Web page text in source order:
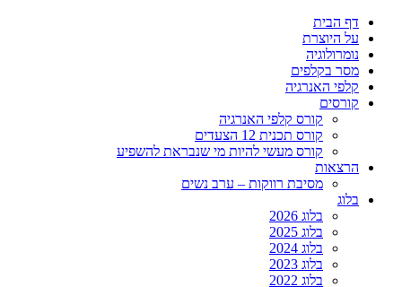
דף הבית
על היוצרת
נומרולוגיה
מסר בקלפים
קלפי האנרגיה
קורסים
קורס קלפי האנרגיה
קורס תכנית 12 הצעדים
קורס מעשי להיות מי שנבראת להשפיע
הרצאות
מסיבת רווקות – ערב נשים
בלוג
בלוג 2026
בלוג 2025
בלוג 2024
בלוג 2023
בלוג 2022